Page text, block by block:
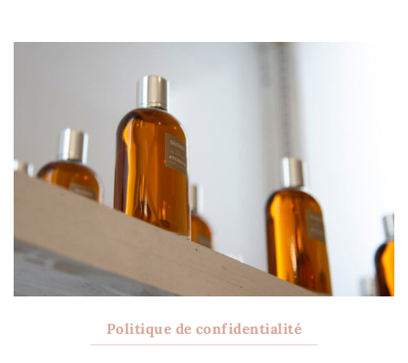
Politique de confidentialité